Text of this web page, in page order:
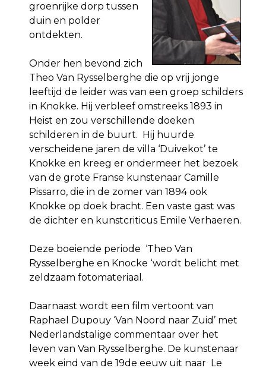
groenrijke dorp tussen
duin en polder
ontdekten.
Onder hen bevond zich
Theo Van Rysselberghe die op vrij jonge
leeftijd de leider was van een groep schilders
in Knokke. Hij verbleef omstreeks 1893 in
Heist en zou verschillende doeken
schilderen in de buurt. Hij huurde
verscheidene jaren de villa ‘Duivekot’ te
Knokke en kreeg er ondermeer het bezoek
van de grote Franse kunstenaar Camille
Pissarro, die in de zomer van 1894 ook
Knokke op doek bracht. Een vaste gast was
de dichter en kunstcriticus Emile Verhaeren.
Deze boeiende periode ‘Theo Van
Rysselberghe en Knocke ‘wordt belicht met
zeldzaam fotomateriaal.
Daarnaast wordt een film vertoont van
Raphael Dupouy ‘Van Noord naar Zuid’ met
Nederlandstalige commentaar over het
leven van Van Rysselberghe. De kunstenaar
week eind van de 19de eeuw uit naar Le